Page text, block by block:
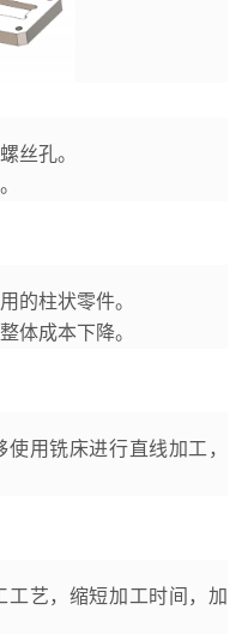
丝孔。
的柱状零件。
体成本下降。
用铣床进行直线加工，
艺，缩短加工时间，加